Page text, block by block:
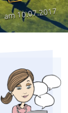
am10.07.2017